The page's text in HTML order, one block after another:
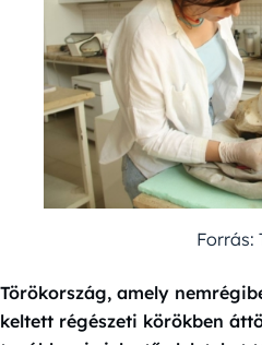
Forrás:
Törökország, amely
keltett régészeti körökben